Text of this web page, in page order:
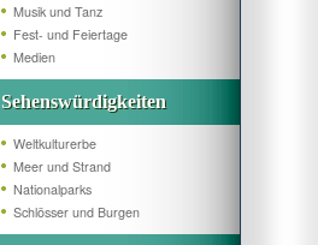
Musik und Tanz
Fest- und Feiertage
Medien
Sehenswürdigkeiten
Weltkulturerbe
Meer und Strand
Nationalparks
Schlösser und Burgen